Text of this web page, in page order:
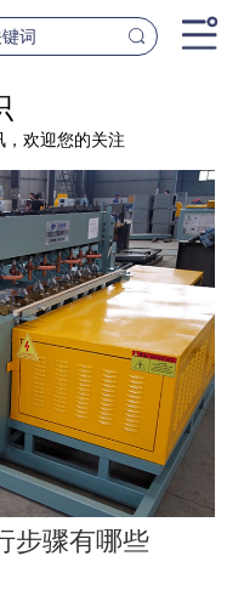
隧道设
GL2300隧道网
查看更
欢迎您的关注
步骤有哪些